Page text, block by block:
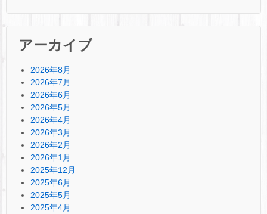
アーカイブ
2026年8月
2026年7月
2026年6月
2026年5月
2026年4月
2026年3月
2026年2月
2026年1月
2025年12月
2025年6月
2025年5月
2025年4月